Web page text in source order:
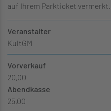
auf Ihrem Parkticket vermerkt.
Veranstalter
KultGM
Vorverkauf
20,00
Abendkasse
25,00